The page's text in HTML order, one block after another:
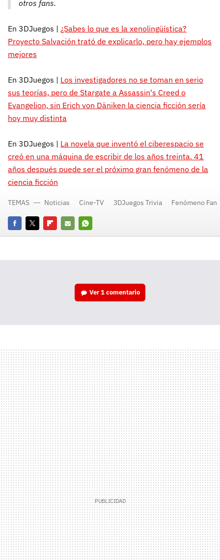
otros fans.
En 3DJuegos | ¿Sabes lo que es la xenolingüística?
Proyecto Salvación trató de explicarlo, pero hay ejemplos
mejores
En 3DJuegos | Los investigadores no se toman en serio
sus teorías, pero de Stargate a Assassin's Creed o
Evangelion, sin Erich von Däniken la ciencia ficción sería
hoy muy distinta
En 3DJuegos | La novela que inventó el ciberespacio se
creó en una máquina de escribir de los años treinta. 41
años después puede ser el próximo gran fenómeno de la
ciencia ficción
FacebookTwitterFlipboard
E-
Whatsapp
TEMAS Noticias Cine-TV 3DJuegos Trivia Fenómeno Fan
Ver1 comentario